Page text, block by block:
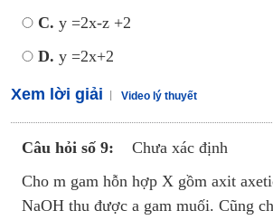
C. y =2x-z +2
D. y =2x+2
Xem lời giải Video lý thuyết
Câu hỏi số 9:
Chưa xác định
Cho m gam hỗn hợp X gồm axit
NaOH thu được a gam muối. Cũng